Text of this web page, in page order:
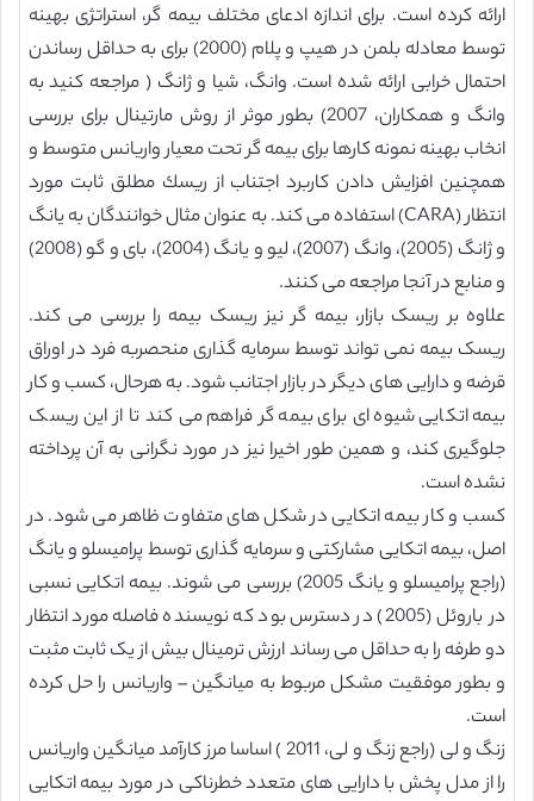
ارائه کرده است. برای اندازه ادعای مختلف بیمه گر، استراتژی بهینه
توسط معادله بلمن در هیپ و پلام (2000) برای به حداقل رساندن
احتمال خرابی ارائه شده است. وانگ، شیا و ژانگ ( مراجعه کنید به
وانگ و همکاران، 2007) بطور موثر از روش مارتینال برای بررسی
انخاب بهینه نمونه کارها برای بیمه گر تحت معیار واریانس متوسط و
همچنین افزایش دادن کاربرد اجتناب از ریسك مطلق ثابت مورد
انتظار (CARA) استفاده می کند. به عنوان مثال خوانندگان به یانگ
و ژانگ (2005)، وانگ (2007)، لیو و یانگ (2004)، بای و گو (2008)
و منابع در آنجا مراجعه می کنند.
علاوه بر ریسک بازار، بیمه گر نیز ریسک بیمه را بررسی می کند.
ریسک بیمه نمی تواند توسط سرمایه گذاری منحصربه فرد در اوراق
قرضه و دارایی های دیگر در بازار اجتانب شود. به هرحال، کسب و کار
بیمه اتکایی شیوه ای برای بیمه گر فراهم می کند تا از این ریسک
جلوگیری کند، و همین طور اخیرا نیز در مورد نگرانی به آن پرداخته
نشده است.
کسب و کار بیمه اتکایی در شکل های متفاوت ظاهر می شود. در
اصل، بیمه اتکایی مشارکتی و سرمایه گذاری توسط پرامیسلو و یانگ
(راجع پرامیسلو و یانگ 2005) بررسی می شوند. بیمه اتکایی نسبی
در باروئل (2005) در دسترس بود که نویسنده فاصله مورد انتظار
دو طرفه را به حداقل می رساند ارزش ترمینال بیش از یک ثابت مثبت
و بطور موفقیت مشکل مربوط به میانگین – واریانس را حل کرده
است.
زنگ و لی (راجع زنگ و لی، 2011 ) اساسا مرز کارآمد میانگین واریانس
را از مدل پخش با دارایی های متعدد خطرناکی در مورد بیمه اتکایی